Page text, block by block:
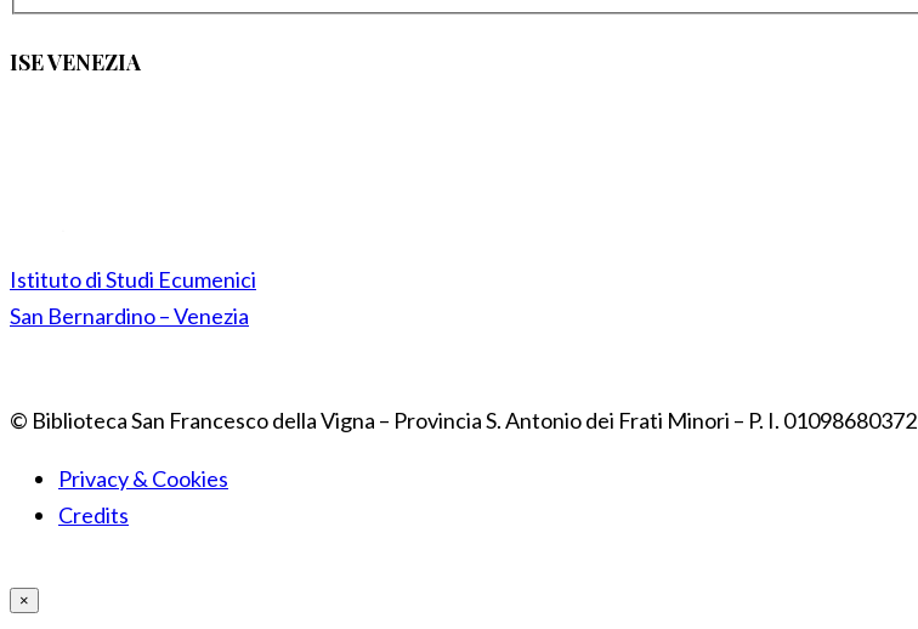
ISE VENEZIA
Istituto di Studi Ecumenici
San Bernardino – Venezia
© Biblioteca San Francesco della Vigna – Provincia S. Antonio dei Frati Minori – P. I. 01098680372
Privacy & Cookies
Credits
×